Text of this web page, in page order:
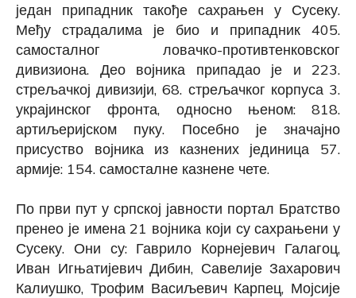
један припадник такође сахрањен у Сусеку.
Међу страдалима је био и припадник 405.
самосталног ловачко-противтенковског
дивизиона. Део војника припадао је и 223.
стрељачкој дивизији, 68. стрељачког корпуса 3.
украјинског фронта, односно њеном: 818.
артиљеријском пуку. Посебно је значајно
присуство војника из казнених јединица 57.
армије: 154. самосталне казнене чете.
По први пут у српској јавности портал Братство
пренео јеимена 21 војника који су сахрањени у
Сусеку. Они су: Гаврило Корнејевич Галагоц,
Иван Игњатијевич Дибин, Савелије Захарович
Калиушко, Трофим Васиљевич Карпец, Мојсије